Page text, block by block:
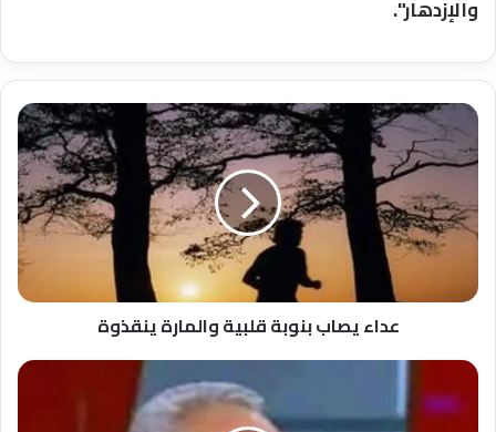
والإزدهار".
عداء
يصاب
بنوبة
والمارة
ينقذوة
عداء يصاب بنوبة قلبية والمارة ينقذوة
نقابةالفلاحين
تكشف
اكبر